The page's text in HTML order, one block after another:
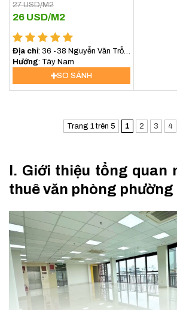
27USD/M2
26 USD/M2
Địa chỉ: 36 -38 Nguyễn Văn Trỗi,
Phường 15, Quận Phú Nhuận
Hướng : Tây Nam
SO SÁNH
Trang 1 trên 5 1 2 3 4
I. Giới thiệu tổng quan
thuê văn phòng phường